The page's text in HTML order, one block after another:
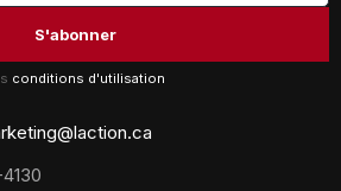
conditions d'utilisation